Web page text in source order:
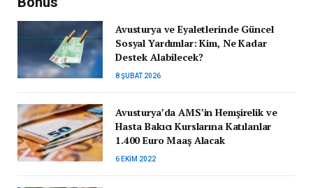
Avusturya ve Eyaletlerinde Güncel
Sosyal Yardımlar: Kim, Ne Kadar
Destek Alabilecek?
8 ŞUBAT 2026
Avusturya’da AMS’in Hemşirelik ve
Hasta Bakıcı Kurslarına Katılanlar
1.400 Euro Maaş Alacak
6 EKIM 2022